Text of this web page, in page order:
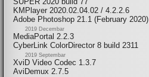
KMPlayer 2020.02.04.02 / 4.2.2.6
Adobe Photoshop 21.1 (February 2020)
2019 Decembar
MediaPortal 2.2.3
CyberLink ColorDirector 8 build 2311
2019 Septembar
XviD Video Codec 1.3.7
AviDemux 2.7.5